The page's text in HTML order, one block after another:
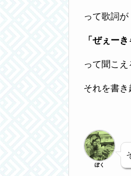
って歌詞が
「ぜぇー
って聞こえ
それを書き
ぼく